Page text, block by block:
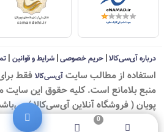
درباره آی‌سی‌کالا|حریم خصوصی|شرایط و قوانین |
استفاده از مطالب سايت آی‌سی‌کالا فقط
منبع بلامانع است. کليه حقوق اين
پویان ( فروشگاه آنلاین آی‌سی‌کالا )
0